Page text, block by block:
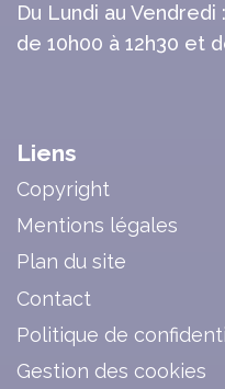
Du Lundi au Vendredi :
de 10h00 à 12h30 et
Liens
Copyright
Mentions légales
Plan du site
Contact
Politique de
Gestion des cookies